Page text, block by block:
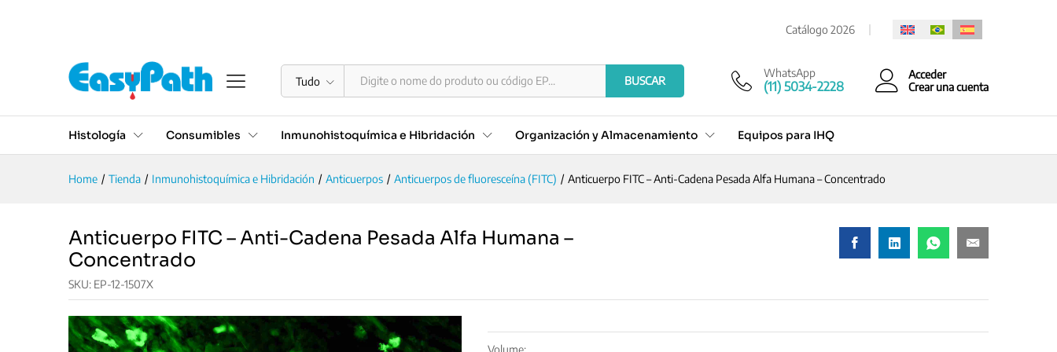
Catálogo 2026
Tudo BUSCAR
WhatsApp
(11) 5034-2228
Acceder
Crear una cuenta
Histología Consumibles Inmunohistoquímica e Hibridación Organización y Almacenamiento Equipos para IHQ
Home / Tienda / Inmunohistoquímica e Hibridación / Anticuerpos / Anticuerpos de fluoresceína (FITC) / Anticuerpo FITC – Anti-Cadena Pesada Alfa Humana – Concentrado
Anticuerpo FITC – Anti-Cadena Pesada Alfa Humana –
Concentrado
SKU: EP-12-1507X
Volume: